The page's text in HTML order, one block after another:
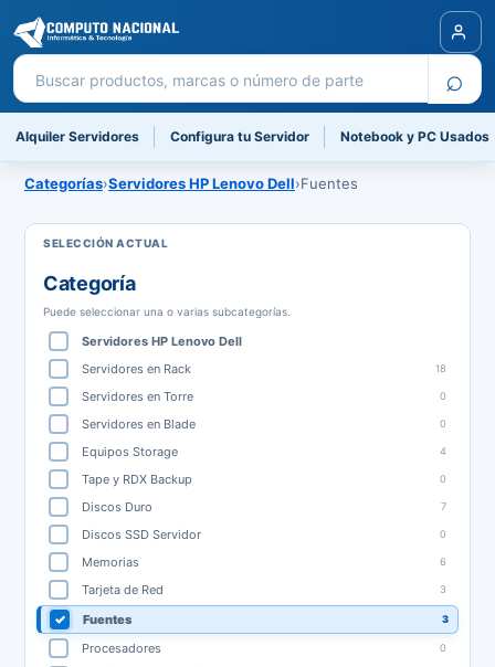
Buscar productos ⌕
Alquiler Servidores Configura tu Servidor Notebook y PC Usados
Categorías›Servidores HP Lenovo Dell›Fuentes
Categoría
Puede seleccionar una o varias subcategorías.
Servidores HP Lenovo Dell
Servidores en Rack
18
Servidores en Torre 0
Servidores en Blade 0
Equipos Storage 4
Tape y RDX Backup 0
Discos Duro 7
Discos SSD Servidor 0
Memorias 6
Tarjeta de Red 3
Fuentes 3
Procesadores 0